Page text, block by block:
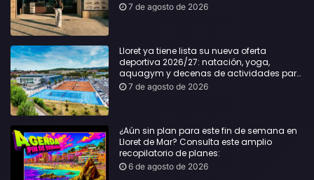
7 de agosto de 2026
Lloret ya tiene lista su nueva oferta
deportiva 2026/27: natación, yoga,
aquagym y decenas de actividades para
todas las edades
7 de agosto de 2026
¿Aún sin plan para este fin de semana en
Lloret de Mar? Consulta este amplio
recopilatorio de planes:
6 de agosto de 2026